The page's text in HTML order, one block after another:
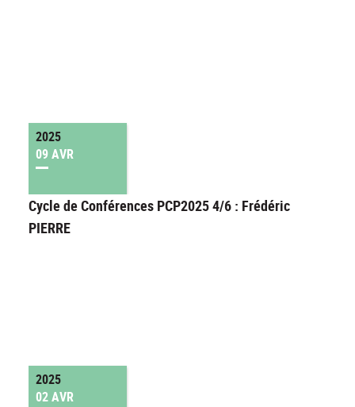
2025
09 AVR
Cycle de Conférences PCP2025 4/6 : Frédéric
PIERRE
2025
02 AVR